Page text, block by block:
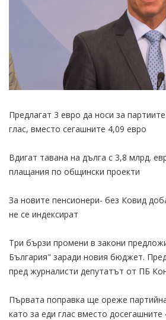
Предлагат 3 евро да носи за
глас, вместо сегашните 4,09 евро
Вдигат тавана на дълга с 3,8 млрд.
плащания по общински проекти
За новите пенсионери- без Ковид
не се индексират
Три бързи промени в закони
България" заради новия бюджет.
пред журналисти депутатът от ПБ
Първата поправка ще ореже
като за еди глас вместо